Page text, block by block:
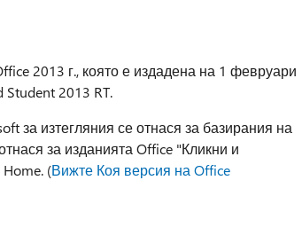
2013 г., която е издадена на 1 февруари
Student 2013 RT.
за изтегляния се отнася за базирания на
за изданията Office "Кликни и
(Вижте Коя версия на Office